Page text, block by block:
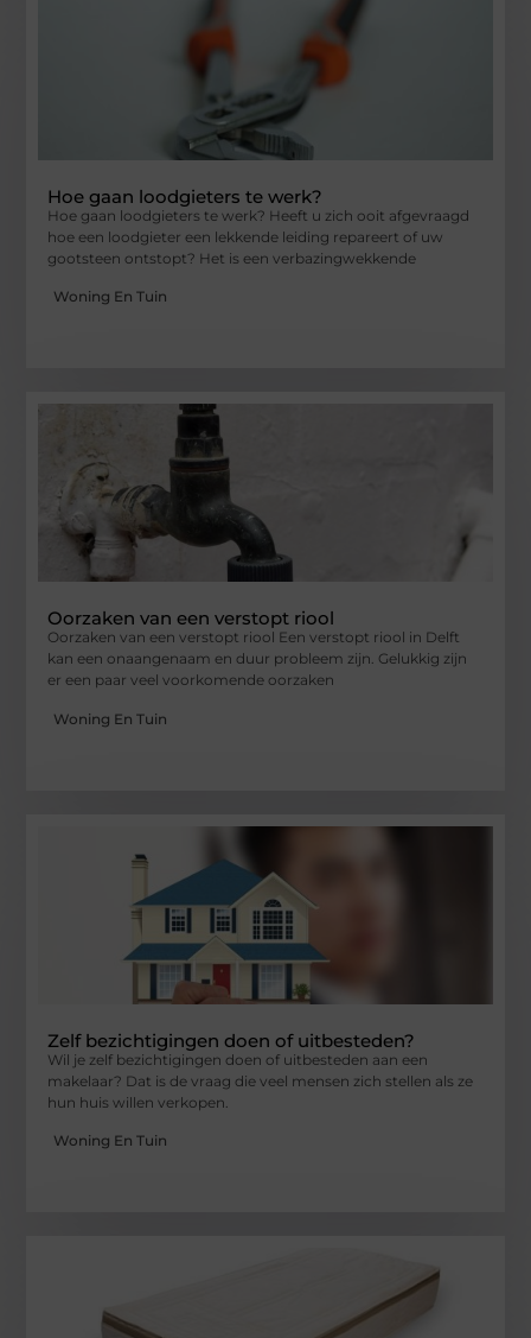
Hoe gaan loodgieters te werk?
Hoe gaan loodgieters te werk? Heeft u zich ooit afgevraagd
hoe een loodgieter een lekkende leiding repareert of uw
gootsteen ontstopt? Het is een verbazingwekkende
Woning En Tuin
Oorzaken van een verstopt riool
Oorzaken van een verstopt riool Een verstopt riool in Delft
kan een onaangenaam en duur probleem zijn. Gelukkig zijn
er een paar veel voorkomende oorzaken
Woning En Tuin
Zelf bezichtigingen doen of uitbesteden?
Wil je zelf bezichtigingen doen of uitbesteden aan een
makelaar? Dat is de vraag die veel mensen zich stellen als ze
hun huis willen verkopen.
Woning En Tuin